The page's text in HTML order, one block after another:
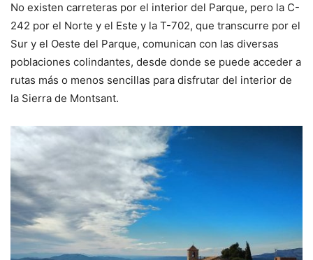
No existen carreteras por el interior del Parque, pero la C-
242 por el Norte y el Este y la T-702, que transcurre por el
Sur y el Oeste del Parque, comunican con las diversas
poblaciones colindantes, desde donde se puede acceder a
rutas más o menos sencillas para disfrutar del interior de
la Sierra de Montsant.